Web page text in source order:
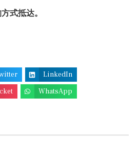
式抵达。
LinkedIn
WhatsApp